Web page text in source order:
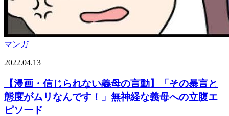
マンガ
2022.04.13
【漫画・信じられない義母の言動】「その暴言と
態度がムリなんです！」無神経な義母への立腹エ
ピソード